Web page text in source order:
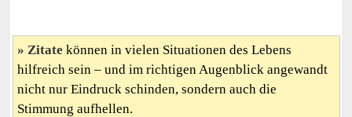
Zitate können in vielen Situationen des Lebens
hilfreich sein – und im richtigen Augenblick angewandt
nicht nur Eindruck schinden, sondern auch die
Stimmung aufhellen.